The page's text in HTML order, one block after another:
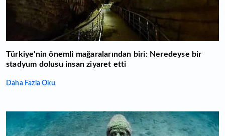
Türkiye'nin önemli mağaralarından biri: Neredeyse bir
stadyum dolusu insan ziyaret etti
Daha Fazla Oku